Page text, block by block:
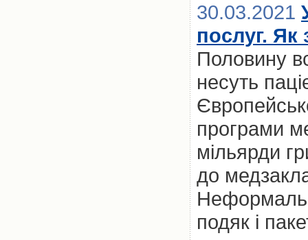
30.03.2021
послуг. Як
Половину
несуть
програми
мільярди
до
подяк і